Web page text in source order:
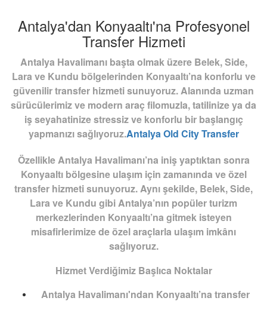
Antalya'dan Konyaaltı'na Profesyonel
Transfer Hizmeti
Antalya Havalimanı başta olmak üzere Belek, Side,
Lara ve Kundu bölgelerinden Konyaaltı’na konforlu ve
güvenilir transfer hizmeti sunuyoruz. Alanında uzman
sürücülerimiz ve modern araç filomuzla, tatilinize ya da
iş seyahatinize stressiz ve konforlu bir başlangıç
yapmanızı sağlıyoruz.Antalya Old City Transfer
Özellikle Antalya Havalimanı’na iniş yaptıktan sonra
Konyaaltı bölgesine ulaşım için zamanında ve özel
transfer hizmeti sunuyoruz. Aynı şekilde, Belek, Side,
Lara ve Kundu gibi Antalya’nın popüler turizm
merkezlerinden Konyaaltı’na gitmek isteyen
misafirlerimize de özel araçlarla ulaşım imkânı
sağlıyoruz.
Hizmet Verdiğimiz Başlıca Noktalar
Antalya Havalimanı'ndan Konyaaltı’na transfer